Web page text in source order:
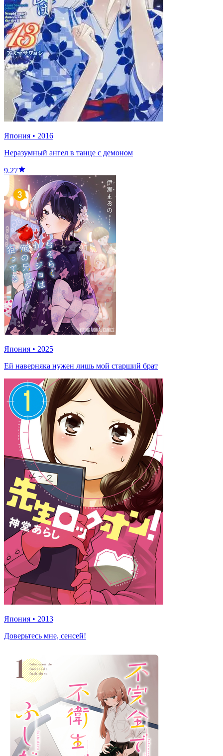
Япония • 2016
Неразумный ангел в танце с демоном
9.27
Япония • 2025
Ей наверняка нужен лишь мой старший брат
Япония • 2013
Доверьтесь мне, сенсей!